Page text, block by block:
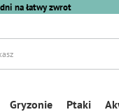
na łatwy zwrot
Gryzonie Ptaki